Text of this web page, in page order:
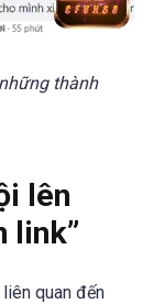
thành
lên
link”
quan đến